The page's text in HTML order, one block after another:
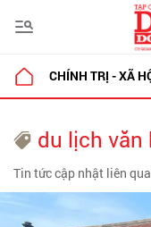
CHÍNH TRỊ - XÃ
du lịch văn
Tin tức cập nhật liên